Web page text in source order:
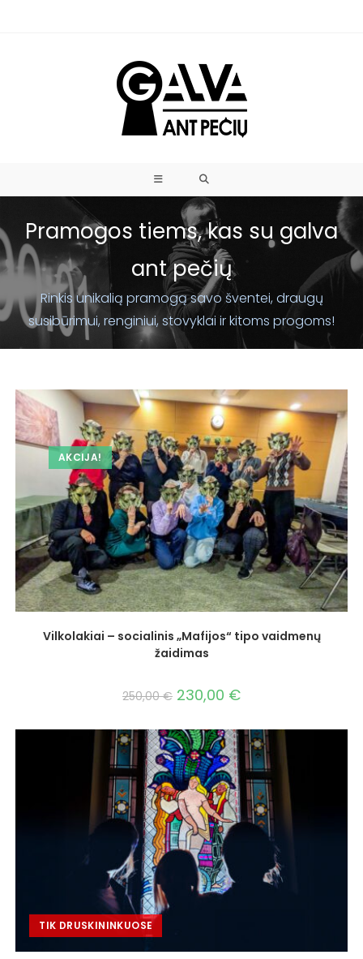
Pramogos tiems, kas su galva
ant pečių
Rinkis unikalią pramogą savo šventei, draugų
susibūrimui, renginiui, stovyklai ir kitoms progoms!
AKCIJA!
Vilkolakiai – socialinis „Mafijos“ tipo vaidmenų
žaidimas
250,00€ 230,00 €
TIK DRUSKININKUOSE